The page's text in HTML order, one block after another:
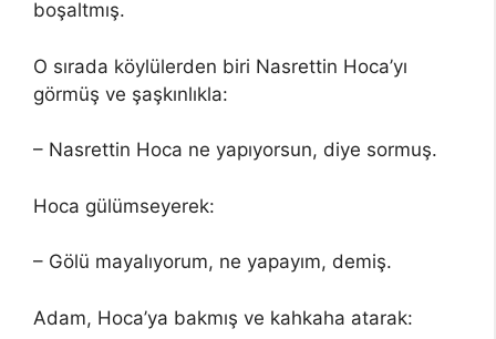
boşaltmış.
O sırada köylülerden biri Nasrettin Hoca’yı
görmüş ve şaşkınlıkla:
– Nasrettin Hoca ne yapıyorsun, diye sormuş.
Hoca gülümseyerek:
– Gölü mayalıyorum, ne yapayım, demiş.
Adam, Hoca’ya bakmış ve kahkaha atarak: